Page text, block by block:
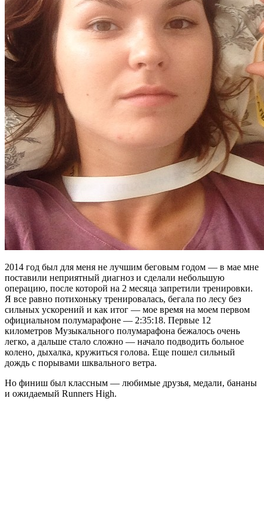
2014 год был для меня не лучшим беговым годом — в мае мне
поставили неприятный диагноз и сделали небольшую
операцию, после которой на 2 месяца запретили тренировки.
Я все равно потихоньку тренировалась, бегала по лесу без
сильных ускорений и как итог — мое время на моем первом
официальном полумарафоне — 2:35:18. Первые 12
километров Музыкального полумарафона бежалось очень
легко, а дальше стало сложно — начало подводить больное
колено, дыхалка, кружиться голова. Еще пошел сильный
дождь с порывами шквального ветра.
Но финиш был классным — любимые друзья, медали, бананы
и ожидаемый Runners High.